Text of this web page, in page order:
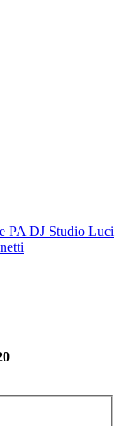
PA DJ Studio Luci